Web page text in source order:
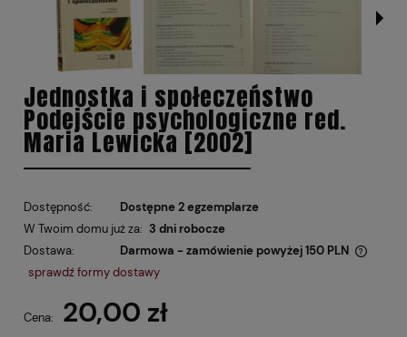
Jednostka i społeczeństwo
Podejście psychologiczne red.
Maria Lewicka [2002]
Dostępność:
Dostępne 2 egzemplarze
W Twoim domu już za: 3 dni robocze
Dostawa:
Darmowa - zamówienie powyżej 150 PLN
Cena nie zawiera ewentualnych kosztów płatności
sprawdź formy dostawy
Cena: 20,00 zł